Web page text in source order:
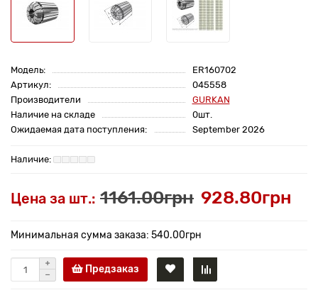
Модель:
ER160702
Артикул:
045558
Производители
GURKAN
Наличие на складе
0шт.
Ожидаемая дата поступления:
September 2026
Цена за шт.: 1161.00грн 928.80грн
Минимальная сумма заказа: 540.00грн
Предзаказ